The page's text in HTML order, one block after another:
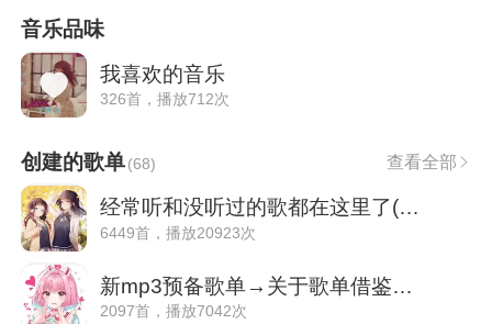
音乐品味
我喜欢的音乐
326首，播放712次
创建的歌单(68) 查看全部
经常听和没听过的歌都在这里了(｡･ω･｡)
6449首，播放20923次
新mp3预备歌单→关于歌单借鉴我宿友那些事
2097首，播放7042次